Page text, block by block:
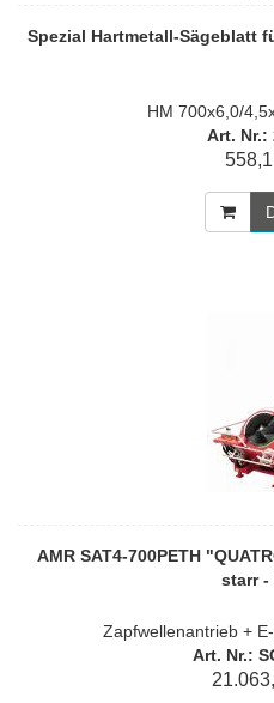
Spezial Hartmetall-Sägeblatt
HM 700x6,0/
Art. Nr.:
AMR SAT4-700PETH
starr -
Zapfwellenantrieb +
Art. Nr.: